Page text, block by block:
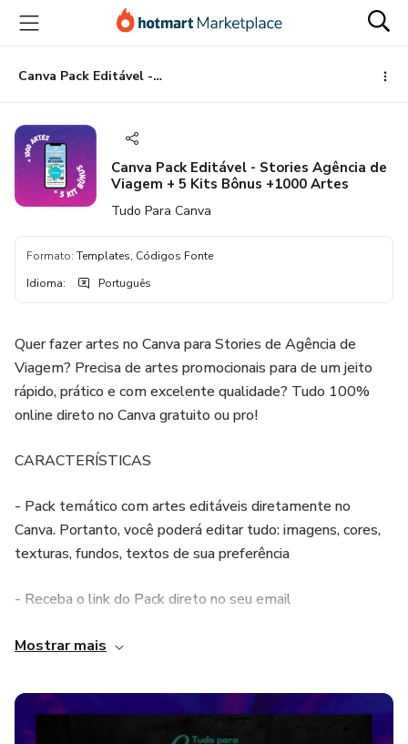
para
conteúdo
principal
para
pagamento
para
rodapé
Canva Pack Editável - Stories Agência de Viagem + 5 Kits Bônus +1000 Artes
Canva Pack Editável - Stories Agência de
Viagem + 5 Kits Bônus +1000 Artes
Tudo Para Canva
Formato: Templates, Códigos Fonte
Idioma: Português
Quer fazer artes no Canva para Stories de Agência de
Viagem? Precisa de artes promocionais para de um jeito
rápido, prático e com excelente qualidade? Tudo 100%
online direto no Canva gratuito ou pro!
CARACTERÍSTICAS
- Pack temático com artes editáveis diretamente no
Canva. Portanto, você poderá editar tudo: imagens, cores,
texturas, fundos, textos de sua preferência
- Receba o link do Pack direto no seu email
- Ideal para postar no INSTAGRAM, FACEBOOK,
demais REDES SOCIAIS!
+ de 30 ARTES PERSONALIZADAS! Ideal para conteúdo
Mostrar mais